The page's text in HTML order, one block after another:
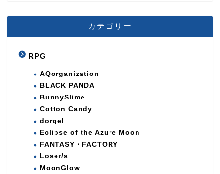
カテゴリー
RPG
AQorganization
BLACK PANDA
BunnySlime
Cotton Candy
dorgel
Eclipse of the Azure Moon
FANTASY・FACTORY
Loser/s
MoonGlow